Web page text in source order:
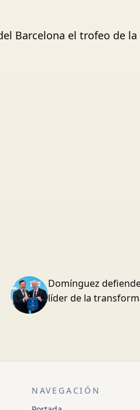
Barcelona el trofeo
Domínguez
líder de la
NAVEGACIÓN